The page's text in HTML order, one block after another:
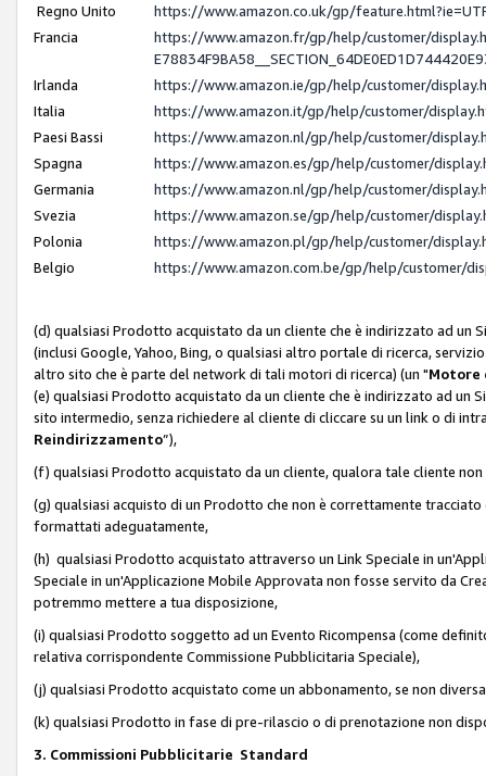
Regno Unito
https://www.amazon.co.uk/gp/
Francia
https://www.amazon.fr/gp/help/customer/
Irlanda
https://www.amazon.ie/gp/help/customer/
Italia
https://www.amazon.it/gp/help/customer/
Paesi Bassi
https://www.amazon.nl/gp/help/customer/
Spagna
https://www.amazon.es/gp/help/customer/
Germania
https://www.amazon.nl/gp/help/customer/
Svezia
https://www.amazon.se/gp/help/customer/
Polonia
https://www.amazon.pl/gp/help/customer/
Belgio
https://www.amazon.com.be/gp/help/customer/
(d) qualsiasi Prodotto acquistato da un cliente che è indirizzato ad un
(inclusi Google, Yahoo, Bing, o qualsiasi altro portale di ricerca,
altro sito che è parte del network di tali motori di ricerca) (un "Motore
(e) qualsiasi Prodotto acquistato da un cliente che è indirizzato ad un
sito intermedio, senza richiedere al cliente di cliccare su un link o di
Reindirizzamento”),
(f) qualsiasi Prodotto acquistato da un cliente, qualora tale cliente
(g) qualsiasi acquisto di un Prodotto che non è correttamente
formattati adeguatamente,
(h) qualsiasi Prodotto acquistato attraverso un Link Speciale in
Speciale in un'Applicazione Mobile Approvata non fosse servito da
potremmo mettere a tua disposizione,
(i) qualsiasi Prodotto soggetto ad un Evento Ricompensa (come
relativa corrispondente Commissione Pubblicitaria Speciale),
(j) qualsiasi Prodotto acquistato come un abbonamento, se non
(k) qualsiasi Prodotto in fase di pre-rilascio o di prenotazione non
3. Commissioni Pubblicitarie Standard